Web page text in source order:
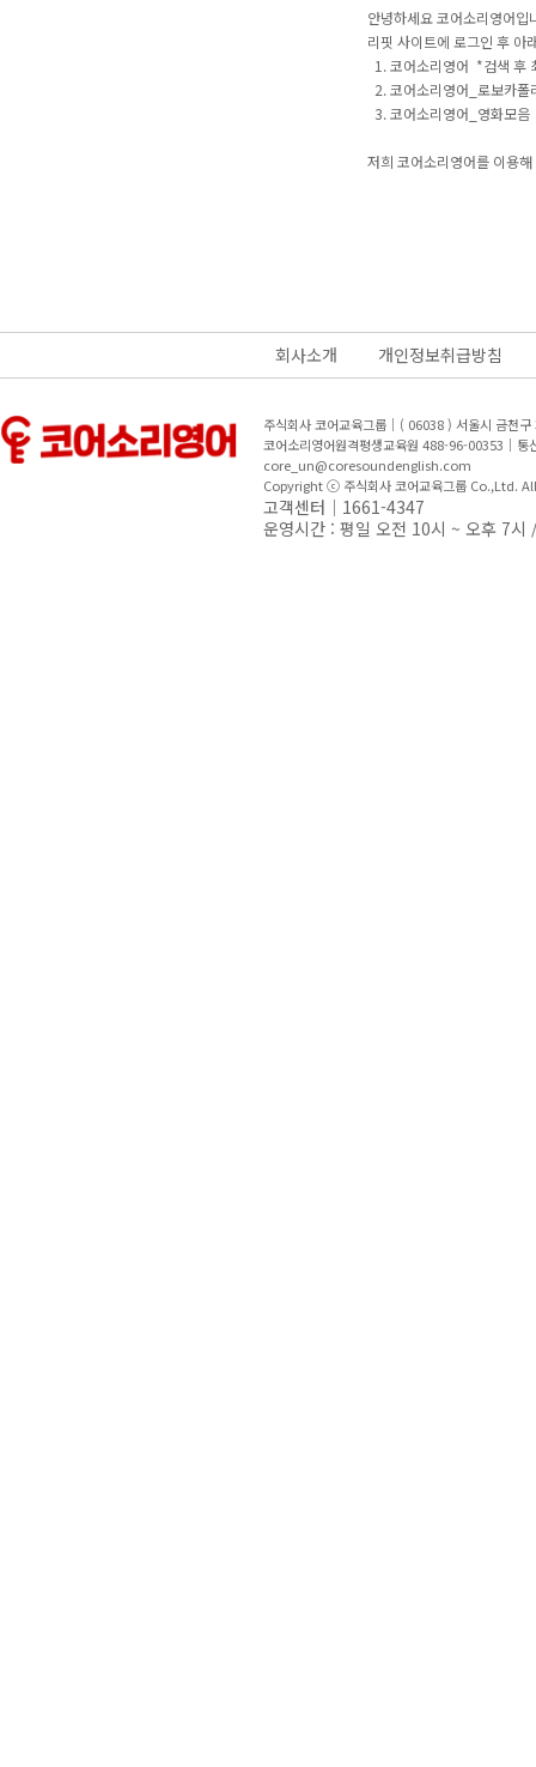
안녕하세요 코어소리영어입
리핏 사이트에 로그인 후 아
1. 코어소리영어 *검색 후
2. 코어소리영어_로보카폴
3. 코어소리영어_영화모음
저희 코어소리영어를 이용
회사소개 개인정보취급방침
주식회사 코어교육그룹｜( 06038 ) 서울시 금천
코어소리영어원격평생교육원 488-96-00353｜
core_un@coresoundenglish.com
Copyright ⓒ 주식회사 코어교육그룹 Co.,Ltd.
고객센터｜1661-4347
운영시간 : 평일 오전 10시 ~ 오후 7